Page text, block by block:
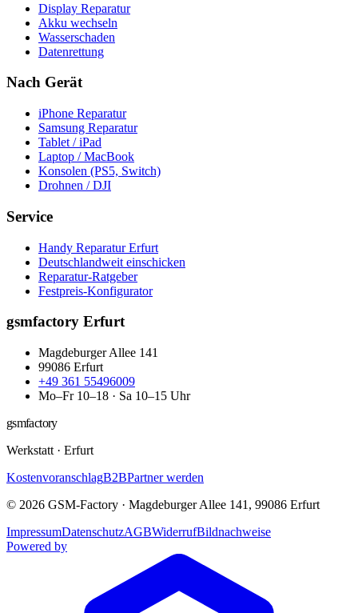
Display Reparatur
Akku wechseln
Wasserschaden
Datenrettung
Nach Gerät
iPhone Reparatur
Samsung Reparatur
Tablet / iPad
Laptop / MacBook
Konsolen (PS5, Switch)
Drohnen / DJI
Service
Handy Reparatur Erfurt
Deutschlandweit einschicken
Reparatur-Ratgeber
Festpreis-Konfigurator
gsmfactory Erfurt
Magdeburger Allee 141
99086 Erfurt
+49 361 55496009
Mo–Fr 10–18 · Sa 10–15 Uhr
gsmfactory
Werkstatt · Erfurt
KostenvoranschlagB2BPartner werden
© 2026 GSM-Factory · Magdeburger Allee 141 , 99086 Erfurt
ImpressumDatenschutzAGBWiderrufBildnachweise
Powered by